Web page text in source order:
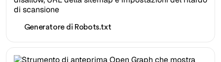
Generatore di Robots.txt